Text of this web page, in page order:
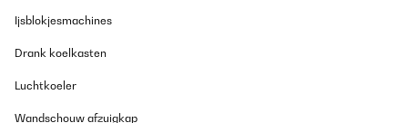
Ijsblokjesmachines
Drank koelkasten
Luchtkoeler
Wandschouw afzuigkap